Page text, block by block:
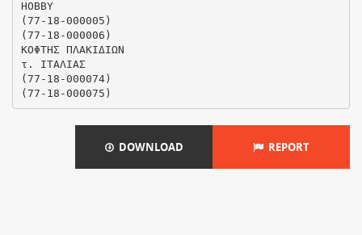
HOBBY
(77-18-000005)
(77-18-000006)
ΚΟΦΤΗΣ ΠΛΑΚΙΔΙΩΝ
τ. ΙΤΑΛΙΑΣ
(77-18-000074)
DOWNLOAD REPORT